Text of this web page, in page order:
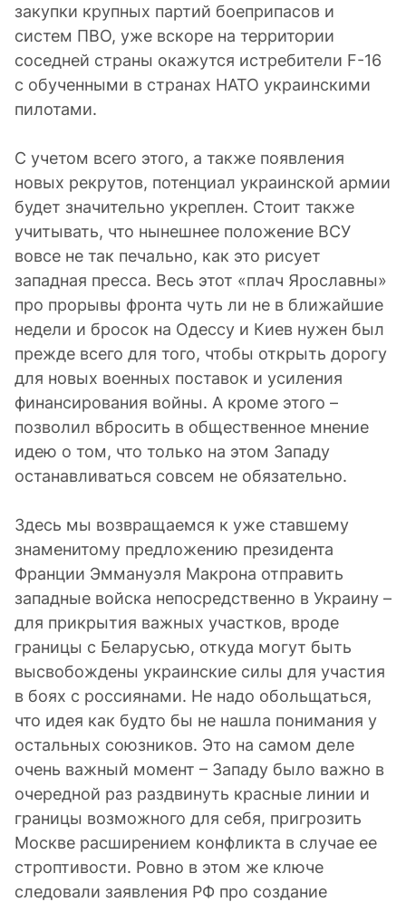
закупки крупных партий боеприпасов и
систем ПВО, уже вскоре на территории
соседней страны окажутся истребители F-16
с обученными в странах НАТО украинскими
пилотами.
С учетом всего этого, а также появления
новых рекрутов, потенциал украинской армии
будет значительно укреплен. Стоит также
учитывать, что нынешнее положение ВСУ
вовсе не так печально, как это рисует
западная пресса. Весь этот «плач Ярославны»
про прорывы фронта чуть ли не в ближайшие
недели и бросок на Одессу и Киев нужен был
прежде всего для того, чтобы открыть дорогу
для новых военных поставок и усиления
финансирования войны. А кроме этого –
позволил вбросить в общественное мнение
идею о том, что только на этом Западу
останавливаться совсем не обязательно.
Здесь мы возвращаемся к уже ставшему
знаменитому предложению президента
Франции Эммануэля Макрона отправить
западные войска непосредственно в Украину –
для прикрытия важных участков, вроде
границы с Беларусью, откуда могут быть
высвобождены украинские силы для участия
в боях с россиянами. Не надо обольщаться,
что идея как будто бы не нашла понимания у
остальных союзников. Это на самом деле
очень важный момент – Западу было важно в
очередной раз раздвинуть красные линии и
границы возможного для себя, пригрозить
Москве расширением конфликта в случае ее
строптивости. Ровно в этом же ключе
следовали заявления РФ про создание